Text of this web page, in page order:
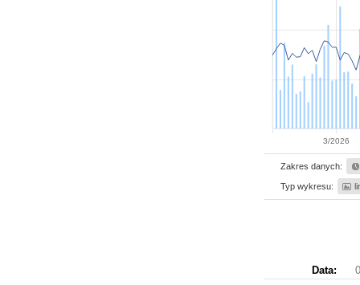
3/2026
Zakres danych:
Typ wykresu:
Data: